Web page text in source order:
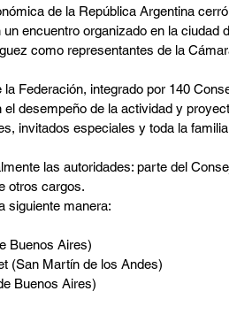
encuentro organizado en la ciudad
como representantes de la
Federación, integrado por 140
desempeño de la actividad y
invitados especiales y toda la
las autoridades: parte del
otros cargos.
siguiente manera:
Buenos Aires)
(San Martín de los Andes)
Buenos Aires)